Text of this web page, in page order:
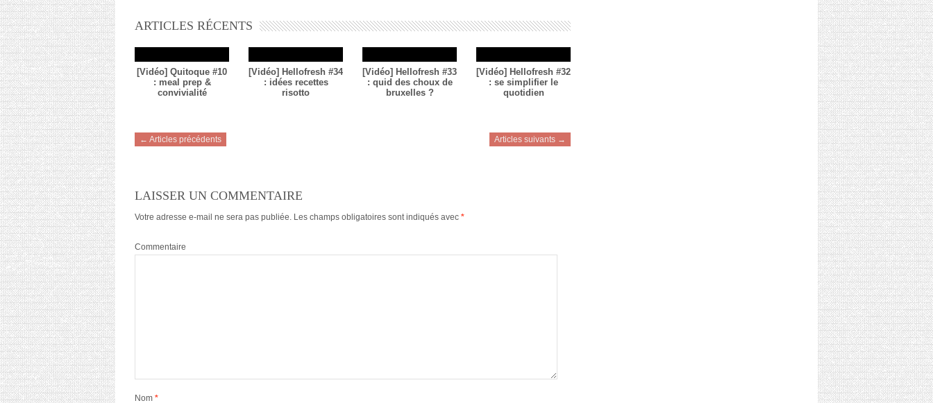
ARTICLES RÉCENTS
[Vidéo] Quitoque #10
: meal prep &
convivialité
[Vidéo] Hellofresh #34
: idées recettes
risotto
[Vidéo] Hellofresh #33
: quid des choux de
bruxelles ?
[Vidéo] Hellofresh #32
: se simplifier le
quotidien
← Articles précédents Articles suivants →
LAISSER UN COMMENTAIRE
Votre adresse e-mail ne sera pas publiée. Les champs obligatoires sont indiqués avec *
Commentaire
Nom *